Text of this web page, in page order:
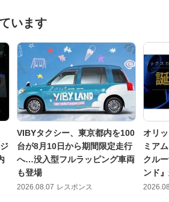
います
VIBYタクシー、東京都内を100
台が8月10日から期間限定走行
へ…没入型フルラッピング車両
も登場
2026.08.07 レスポンス
オリ
ミア
クル
ンド